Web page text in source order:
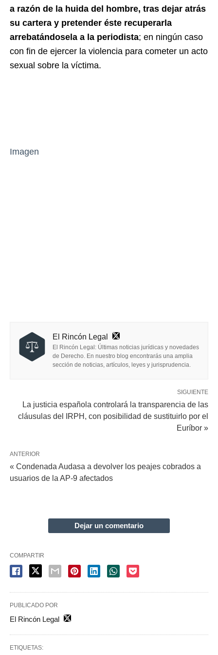
a razón de la huida del hombre, tras dejar atrás
su cartera y pretender éste recuperarla
arrebatándosela a la periodista; en ningún caso
con fin de ejercer la violencia para cometer un acto
sexual sobre la víctima.
Imagen
El Rincón Legal
El Rincón Legal: Últimas noticias jurídicas y novedades
de Derecho. En nuestro blog encontrarás una amplia
sección de noticias, artículos, leyes y jurisprudencia.
SIGUIENTE
La justicia española controlará la transparencia de las
cláusulas del IRPH, con posibilidad de sustituirlo por el
Euríbor »
ANTERIOR
« Condenada Audasa a devolver los peajes cobrados a
usuarios de la AP-9 afectados
Dejar un comentario
COMPARTIR
PUBLICADO POR
El Rincón Legal
ETIQUETAS: